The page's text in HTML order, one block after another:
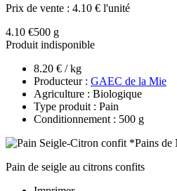
Prix de vente : 4.10 € l'unité
4.10 €500 g
Produit indisponible
8.20 € / kg
Producteur : GAEC de la Mie
Agriculture : Biologique
Type produit : Pain
Conditionnement : 500 g
Pain de seigle au citrons confits